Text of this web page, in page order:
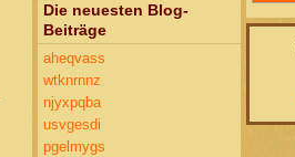
Die neuesten Blog-
Beiträge
aheqvass
wtknrnnz
njyxpqba
usvgesdi
pgelmygs